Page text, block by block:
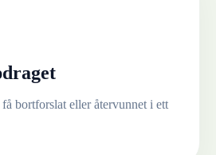
bortforslat eller återvunnet i ett